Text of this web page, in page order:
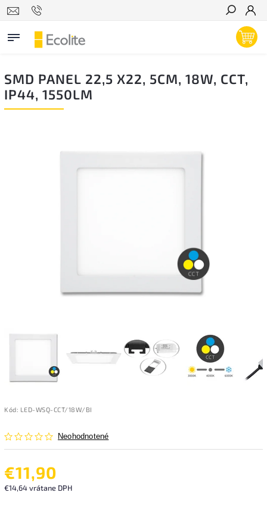
Hľadať
SMD PANEL 22,5 X22, 5CM, 18W, CCT,
IP44, 1550LM
Kód: LED-WSQ-CCT/18W/BI
Neohodnotené
€11,90
€14,64 vrátane DPH